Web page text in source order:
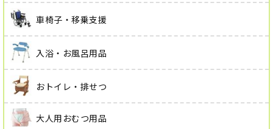
車椅子・移乗支援
入浴・お風呂用品
おトイレ・排せつ
大人用おむつ用品